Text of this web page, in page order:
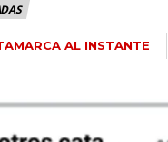
AL INSTANTE